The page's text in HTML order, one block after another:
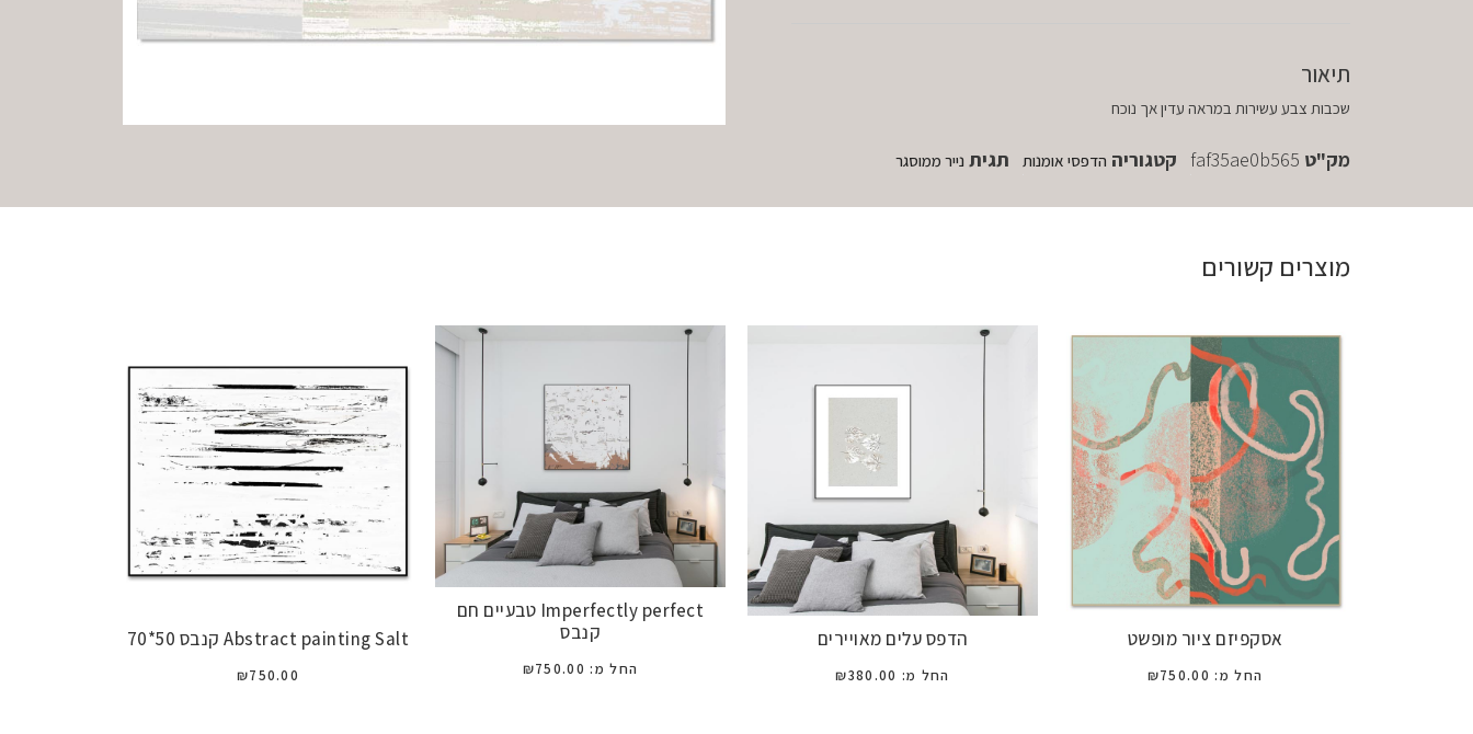
תיאור
שכבות צבע עשירות במראה עדין אך נוכח
מק"ט faf35ae0b565 קטגוריה הדפסי אומנות תגית נייר ממוסגר
מוצרים קשורים
אסקפיזם ציור מופשט
החל מ: ₪750.00
הדפס עלים מאויירים
החל מ: ₪380.00
Imperfectly perfect טבעיים חם
קנבס
החל מ: ₪750.00
Abstract painting Salt קנבס 50*70
₪750.00